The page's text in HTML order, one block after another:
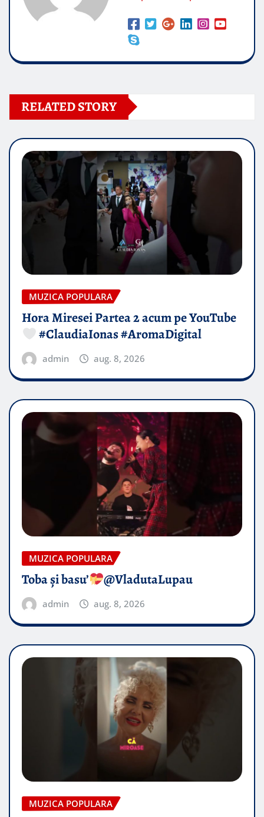
RELATED STORY
MUZICA POPULARA
Hora Miresei Partea 2 acum pe YouTube
#ClaudiaIonas #AromaDigital
admin aug. 8, 2026
MUZICA POPULARA
Toba și basu’ @VladutaLupau
admin aug. 8, 2026
MUZICA POPULARA